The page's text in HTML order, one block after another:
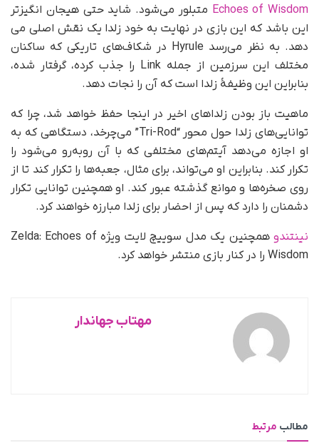
Echoes of Wisdom متبلور می‌شود. شاید حتی هیجان انگیزتر
این باشد که این بازی در نهایت به خود زلدا یک نقش اصلی می
دهد. به نظر می‌رسد Hyrule در شکاف‌های تاریکی که ساکنان
مختلف این سرزمین از جمله Link را جذب کرده، گرفتار شده،
بنابراین این وظیفۀ زلدا است که آن را نجات دهد.
ماهیت باز بودن زلداهای اخیر در اینجا حفظ خواهد شد، چرا که
توانایی‌های زلدا حول محور “Tri-Rod” می‌چرخد، دستگاهی که به
او اجازه می‌دهد آیتم‌های مختلفی که با آن روبه‌رو می‌شود را
تکرار کند. بنابراین او می‌تواند، برای مثال، جعبه‌ها را تکرار کند تا از
روی صخره‌ها و موانع گذشته عبور کند. او همچنین توانایی تکرار
دشمنان را دارد که پس از احضار برای زلدا مبارزه خواهند کرد.
نینتندو
همچنین یک مدل سوییچ لایت ویژه Zelda: Echoes of
Wisdom را در کنار بازی منتشر خواهد کرد.
مهتاب جهاندار
مطالب مرتبط